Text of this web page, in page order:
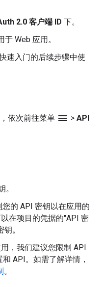
2.0 客户端 ID 下。
Web 应用。
速入门的后续步骤中使
依次前往菜单 menu > API
。
您的 API 密钥以在应用的
在项目的凭据的"API 密
。
，我们建议您限制 API
API。如需了解详情，
。